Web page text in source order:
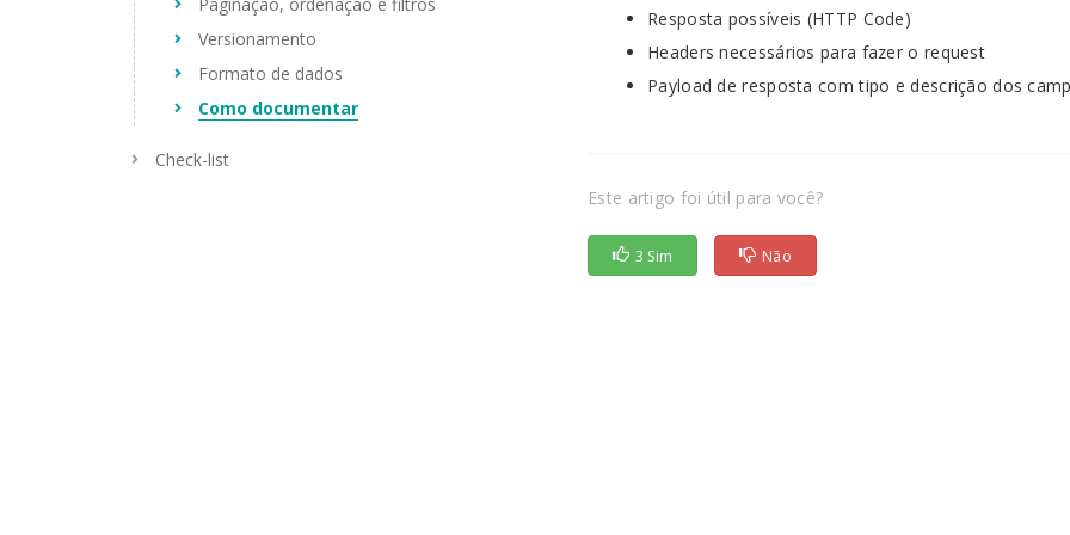
Versionamento
Formato de dados
Como documentar
Check-list
Resposta possíveis (HTTP Code)
Headers necessários para fazer o request
Payload de resposta com tipo e descrição dos
Este artigo foi útil para você?
3 Sim Não